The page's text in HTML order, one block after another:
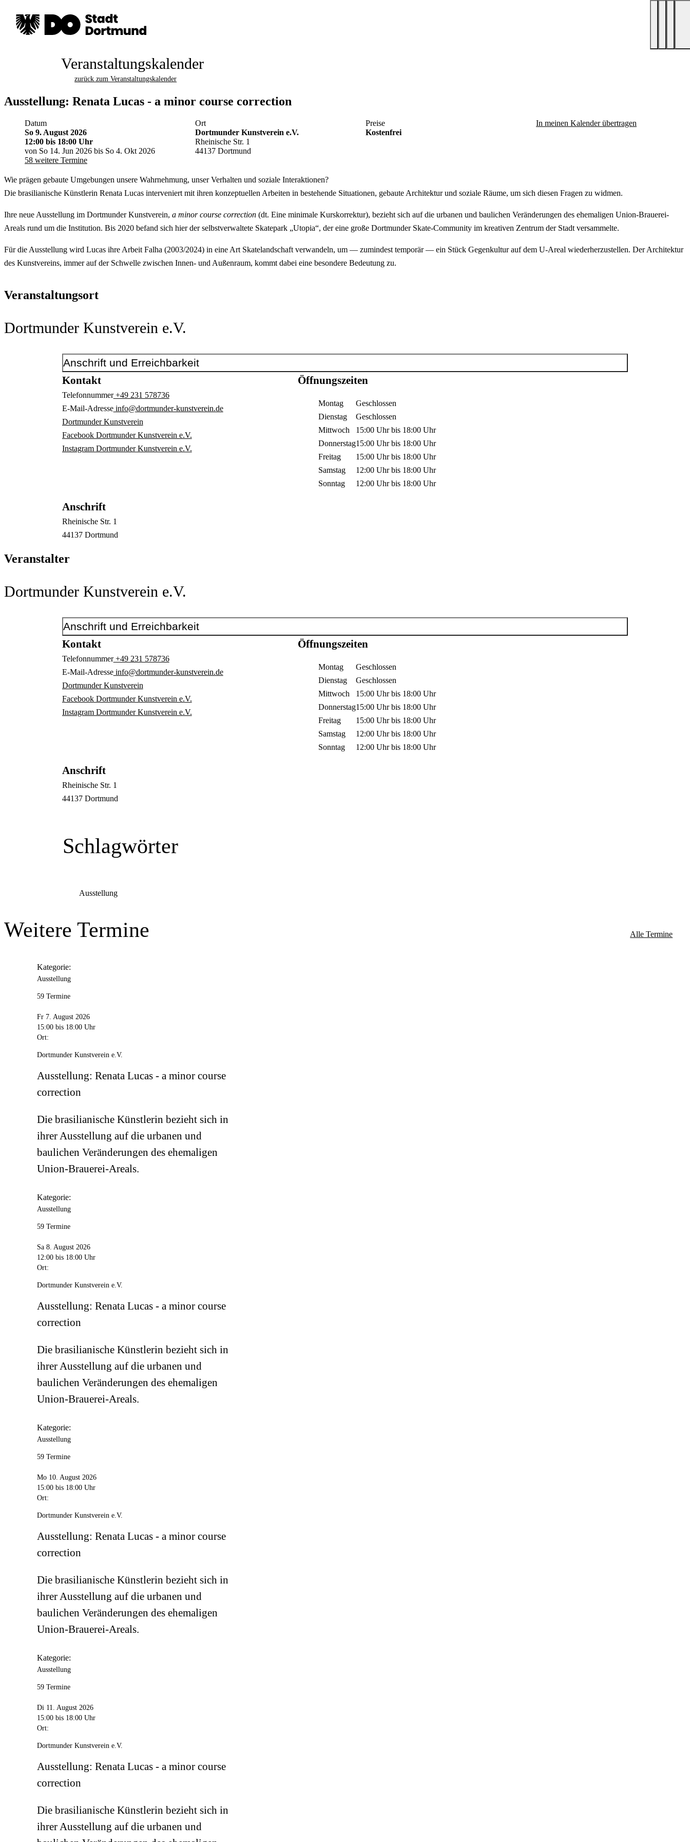
Veranstaltungskalender
zurück zum Veranstaltungskalender
Ausstellung: Renata Lucas - a minor course correction
Datum
So 9. August 2026
12:00 bis 18:00 Uhr
von So 14. Jun 2026 bis So 4. Okt 2026
58 weitere Termine
Ort
Dortmunder Kunstverein e.V.
Rheinische Str. 1
44137 Dortmund
Preise
Kostenfrei
In meinen Kalender übertragen
Wie prägen gebaute Umgebungen unsere Wahrnehmung, unser Verhalten und soziale Interaktionen?
Die brasilianische Künstlerin Renata Lucas interveniert mit ihren konzeptuellen Arbeiten in bestehende Situationen, gebaute Architektur und soziale Räume, um sich diesen Fragen zu widmen.
Ihre neue Ausstellung im Dortmunder Kunstverein, a minor course correction (dt. Eine minimale Kurskorrektur), bezieht sich auf die urbanen und baulichen Veränderungen des ehemaligen Union-Brauerei-
Areals rund um die Institution. Bis 2020 befand sich hier der selbstverwaltete Skatepark „Utopia“, der eine große Dortmunder Skate-Community im kreativen Zentrum der Stadt versammelte.
Für die Ausstellung wird Lucas ihre Arbeit Falha (2003/2024) in eine Art Skatelandschaft verwandeln, um — zumindest temporär — ein Stück Gegenkultur auf dem U-Areal wiederherzustellen. Der Architektur
des Kunstvereins, immer auf der Schwelle zwischen Innen- und Außenraum, kommt dabei eine besondere Bedeutung zu.
Veranstaltungsort
Dortmunder Kunstverein e.V.
Anschrift und Erreichbarkeit
Kontakt
Telefonnummer+49 231 578736
E-Mail-Adresseinfo@dortmunder-kunstverein.de
Dortmunder Kunstverein
Facebook Dortmunder Kunstverein e.V.
Instagram Dortmunder Kunstverein e.V.
Anschrift
Rheinische Str. 1
44137 Dortmund
Öffnungszeiten
Montag
Geschlossen
Dienstag
Geschlossen
Mittwoch
15:00 Uhrbis 18:00 Uhr
Donnerstag15:00 Uhrbis 18:00 Uhr
Freitag
15:00 Uhrbis 18:00 Uhr
Samstag
12:00 Uhrbis 18:00 Uhr
Sonntag
12:00 Uhrbis 18:00 Uhr
Veranstalter
Dortmunder Kunstverein e.V.
Anschrift und Erreichbarkeit
Kontakt
Telefonnummer+49 231 578736
E-Mail-Adresseinfo@dortmunder-kunstverein.de
Dortmunder Kunstverein
Facebook Dortmunder Kunstverein e.V.
Instagram Dortmunder Kunstverein e.V.
Anschrift
Rheinische Str. 1
44137 Dortmund
Öffnungszeiten
Montag
Geschlossen
Dienstag
Geschlossen
Mittwoch
15:00 Uhrbis 18:00 Uhr
Donnerstag15:00 Uhrbis 18:00 Uhr
Freitag
15:00 Uhrbis 18:00 Uhr
Samstag
12:00 Uhrbis 18:00 Uhr
Sonntag
12:00 Uhrbis 18:00 Uhr
Schlagwörter
Ausstellung
Weitere Termine Alle Termine
Kategorie:
Ausstellung
59 Termine
Fr 7. August 2026
15:00 bis 18:00 Uhr
Ort:
Dortmunder Kunstverein e.V.
Ausstellung: Renata Lucas - a minor course
correction
Die brasilianische Künstlerin bezieht sich in
ihrer Ausstellung auf die urbanen und
baulichen Veränderungen des ehemaligen
Union-Brauerei-Areals.
Kategorie:
Ausstellung
59 Termine
Sa 8. August 2026
12:00 bis 18:00 Uhr
Ort:
Dortmunder Kunstverein e.V.
Ausstellung: Renata Lucas - a minor course
correction
Die brasilianische Künstlerin bezieht sich in
ihrer Ausstellung auf die urbanen und
baulichen Veränderungen des ehemaligen
Union-Brauerei-Areals.
Kategorie:
Ausstellung
59 Termine
Mo 10. August 2026
15:00 bis 18:00 Uhr
Ort:
Dortmunder Kunstverein e.V.
Ausstellung: Renata Lucas - a minor course
correction
Die brasilianische Künstlerin bezieht sich in
ihrer Ausstellung auf die urbanen und
baulichen Veränderungen des ehemaligen
Union-Brauerei-Areals.
Kategorie:
Ausstellung
59 Termine
Di 11. August 2026
15:00 bis 18:00 Uhr
Ort:
Dortmunder Kunstverein e.V.
Ausstellung: Renata Lucas - a minor course
correction
Die brasilianische Künstlerin bezieht sich in
ihrer Ausstellung auf die urbanen und